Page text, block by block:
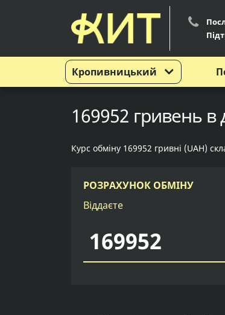
Кропивницький
169952 гривень
Курс обміну 169952 гривні (UAH)
РОЗРАХУНОК ОБМІНУ
Віддаєте